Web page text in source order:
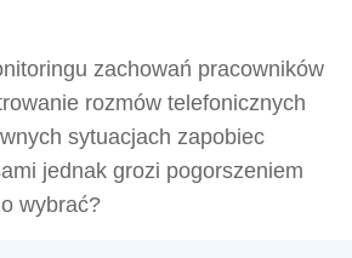
zachowań pracowników
rozmów telefonicznych
sytuacjach zapobiec
jednak grozi pogorszeniem
wybrać?